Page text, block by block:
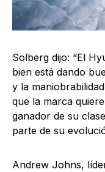
Solberg dijo: “El
bien está dando
y la
que la marca
ganador de su
parte de su
Andrew Johns,